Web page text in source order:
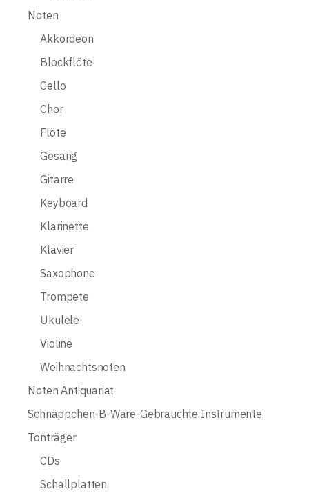
Noten
Akkordeon
Blockflöte
Cello
Chor
Flöte
Gesang
Gitarre
Keyboard
Klarinette
Klavier
Saxophone
Trompete
Ukulele
Violine
Weihnachtsnoten
Noten Antiquariat
Schnäppchen-B-Ware-Gebrauchte Instrumente
Tonträger
CDs
Schallplatten